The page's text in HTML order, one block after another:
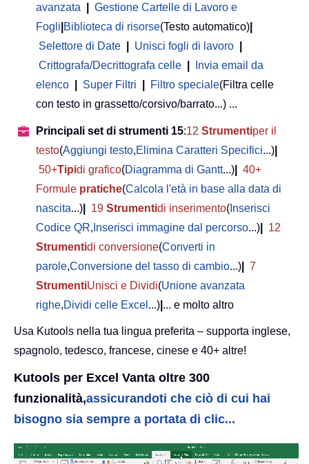
avanzata
Gestione Cartelle di Lavoro e
Fogli Biblioteca di risorse(Testo automatico)
Selettore di Date
Unisci fogli di lavoro
Crittografa/Decrittografa celle
Invia email da
elenco
Super Filtri Filtro speciale(Filtra celle
con testo in grassetto/corsivo/barrato...) ...
Principali set di strumenti 15:12 Strumentiper il
testo(Aggiungi testo,Elimina Caratteri Specifici...)
50+Tipidi grafico(Diagramma di Gantt...)
40+
Formule pratiche(Calcola l'età in base alla data di
nascita...) 19 Strumentidi inserimento( Inserisci
Codice QR, Inserisci immagine dal percorso...)
12
Strumentidi conversione(Converti in
parole,Conversione del tasso di cambio...)
7
StrumentiUnisci e Dividi(Unione avanzata
righe,Dividi celle Excel ...) ... e molto altro
Usa Kutools nella tua lingua preferita – supporta inglese,
spagnolo, tedesco, francese, cinese e 40+ altre!
Kutools per Excel Vanta oltre 300
funzionalità,assicurandoti che ciò di cui hai
bisogno sia sempre a portata di clic...